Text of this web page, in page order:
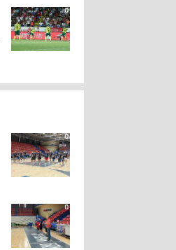
0
0
0